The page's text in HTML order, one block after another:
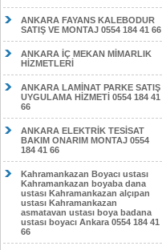
ANKARA FAYANS KALEBODUR
SATIŞ VE MONTAJ 0554 184 41 66
ANKARA İÇ MEKAN MİMARLIK
HİZMETLERİ
ANKARA LAMİNAT PARKE SATIŞ
UYGULAMA HİZMETİ 0554 184 41
66
ANKARA ELEKTRİK TESİSAT
BAKIM ONARIM MONTAJ 0554
184 41 66
Kahramankazan Boyacı ustası
Kahramankazan boyaba dana
ustası Kahramankazan alçıpan
ustası Kahramankazan
asmatavan ustası boya badana
ustası boyacı Ankara 0554 184 41
66